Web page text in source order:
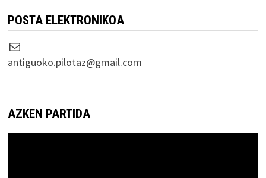
POSTA ELEKTRONIKOA
Correo electrónico
antiguoko.pilotaz@gmail.com
AZKEN PARTIDA